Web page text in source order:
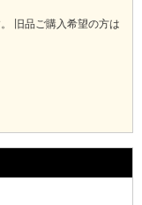
旧品ご購入希望の方は